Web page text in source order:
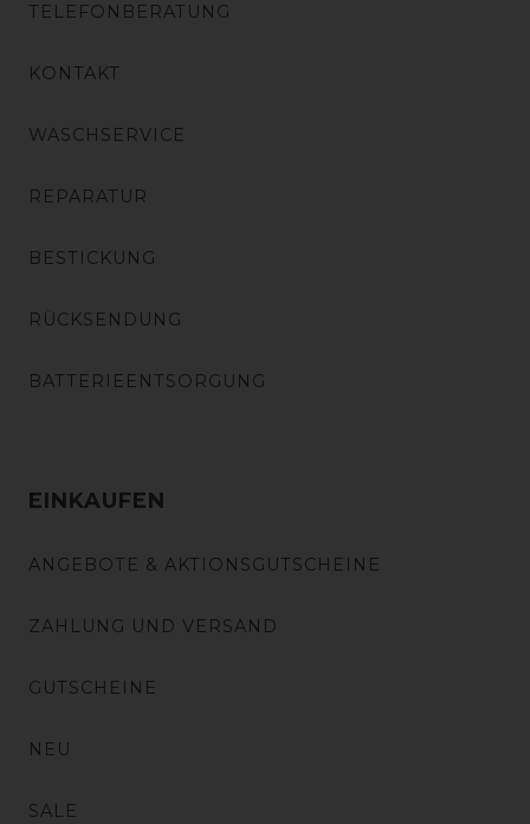
TELEFONBERATUNG
KONTAKT
WASCHSERVICE
REPARATUR
BESTICKUNG
RÜCKSENDUNG
BATTERIEENTSORGUNG
EINKAUFEN
ANGEBOTE & AKTIONSGUTSCHEINE
ZAHLUNG UND VERSAND
GUTSCHEINE
NEU
SALE